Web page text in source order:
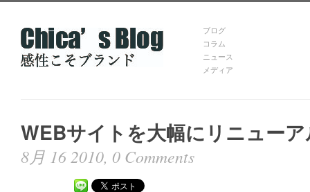
ブログ
コラム
ニュース
メディア
WEBサイトを大幅にリニュー
8月 16 2010, 0 Comments